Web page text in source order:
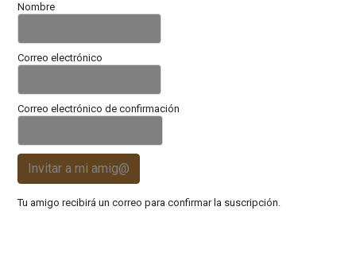
Nombre
Correo electrónico
Correo electrónico de confirmación
Invitar a mi amig@
Tu amigo recibirá un correo para confirmar la suscripción.